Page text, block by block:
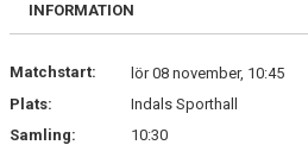
DOKUMENT
KONTAKT
INFORMATION
Matchstart:
lör 08 november, 10:45
Plats:
Indals Sporthall
Samling:
10:30